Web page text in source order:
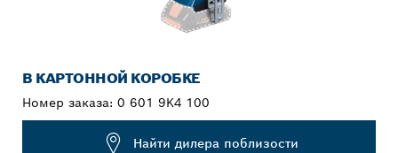
В КАРТОННОЙ КОРОБКЕ
Номер заказа: 0 601 9K4 100
Найти дилера поблизости